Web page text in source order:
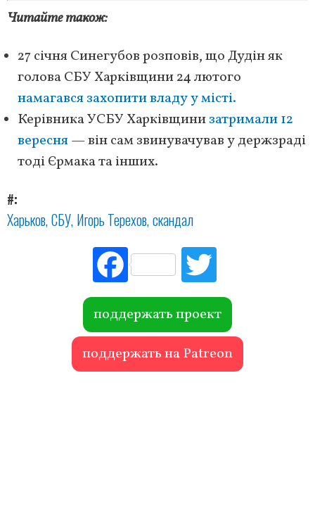
Читайте також:
27 січня Синегубов розповів, що Дудін як
голова СБУ Харківщини 24 лютого
намагався захопити владу у місті.
Керівника УСБУ Харківщинизатримали 12
вересня— він сам звинувачував у держзраді
тоді Єрмака та інших.
#
Харьков СБУ Игорь Терехов скандал
Fac
ebo
ok r
поддержать проект
поддержать на Patreon